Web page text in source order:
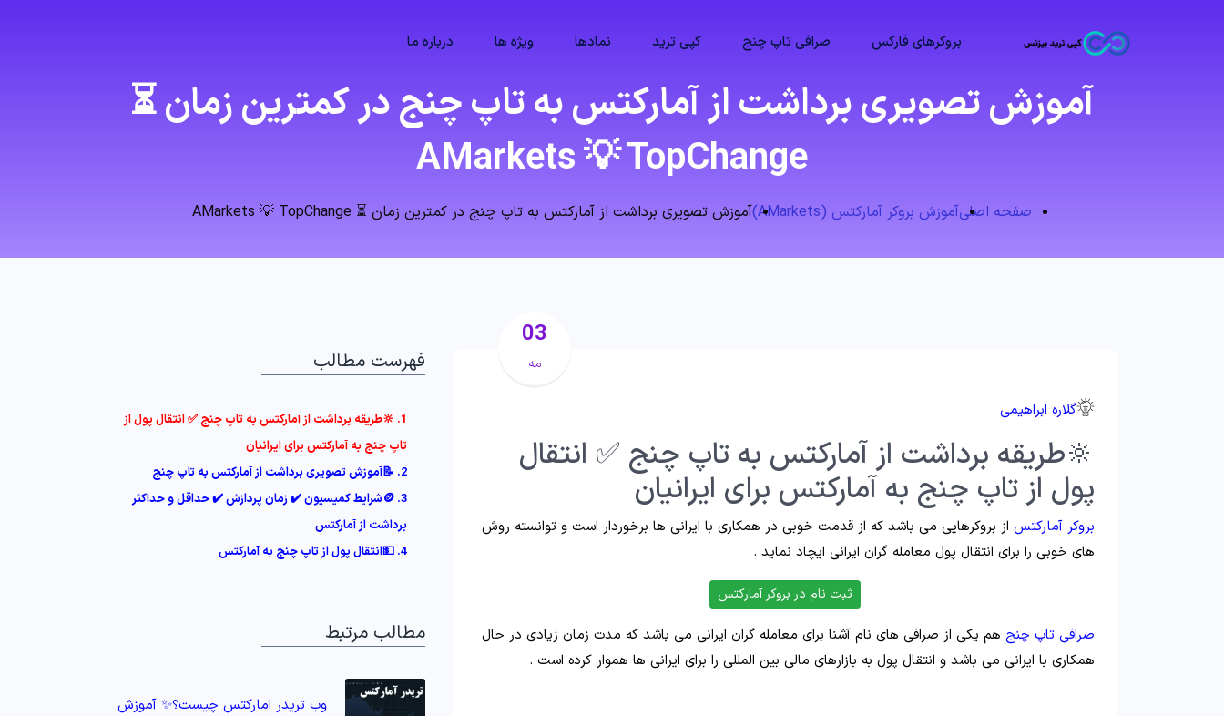
بروکرهای فارکس صرافی تاپ چنج کپی ترید نمادها ویژه ها درباره ما
آموزش تصویری برداشت از آمارکتس به تاپ چنج در کمترین زمان ⏳
AMarkets 💡 TopChange
صفحه اصلیآموزش بروکر آمارکتس (AMarkets) آموزش تصویری برداشت از آمارکتس به تاپ چنج در کمترین زمان ⏳ AMarkets 💡 TopChange
03
مه
گلاره ابراهیمی
🔆طریقه برداشت از آمارکتس به تاپ چنج ✅ انتقال
پول از تاپ چنج به آمارکتس برای ایرانیان
بروکر آمارکتس از بروکرهایی می باشد که از قدمت خوبی در همکاری با ایرانی ها برخوردار است و توانسته روش
های خوبی را برای انتقال پول معامله گران ایرانی ایچاد نماید .
ثبت نام در بروکر آمارکتس
صرافی تاپ چنج هم یکی از صرافی های نام آشنا برای معامله گران ایرانی می باشد که مدت زمان زیادی در حال
همکاری با ایرانی می باشد و انتقال پول به بازارهای مالی بین المللی را برای ایرانی ها هموار کرده است .
فهرست مطالب
1. 🔆طریقه برداشت از آمارکتس به تاپ چنج ✅ انتقال پول از
تاپ چنج به آمارکتس برای ایرانیان
2. 📝آموزش تصویری برداشت از آمارکتس به تاپ چنج
3. 🪙شرایط کمیسیون ✔️ زمان پردازش ✔️ حداقل و حداکثر
برداشت از آمارکتس
4. 💵انتقال پول از تاپ چنج به آمارکتس
مطالب مرتبط
وب تریدر امارکتس چیست؟✨ آموزش